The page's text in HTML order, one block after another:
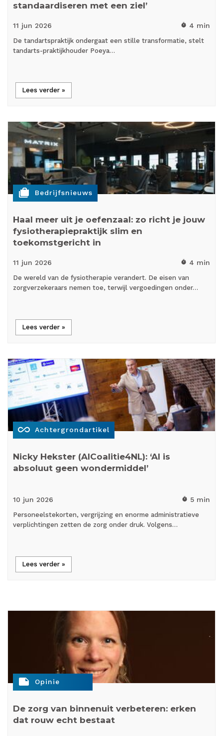
standaardiseren met een ziel’
11 jun 2026 timer 4 min
De tandartspraktijk ondergaat een stille transformatie, stelt
tandarts-praktijkhouder Poeya…
Lees verder »
cases Bedrijfsnieuws
Haal meer uit je oefenzaal: zo richt je jouw
fysiotherapiepraktijk slim en
toekomstgericht in
11 jun 2026 timer 4 min
De wereld van de fysiotherapie verandert. De eisen van
zorgverzekeraars nemen toe, terwijl vergoedingen onder…
Lees verder »
all_inclusive Achtergrondartikel
Nicky Hekster (AICoalitie4NL): ‘AI is
absoluut geen wondermiddel’
10 jun 2026 timer 5 min
Personeelstekorten, vergrijzing en enorme administratieve
verplichtingen zetten de zorg onder druk. Volgens…
Lees verder »
note Opinie
De zorg van binnenuit verbeteren: erken
dat rouw echt bestaat